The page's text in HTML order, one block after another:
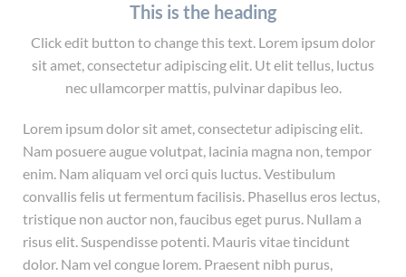
This is the heading
Click edit button to change this text. Lorem ipsum dolor
sit amet, consectetur adipiscing elit. Ut elit tellus, luctus
nec ullamcorper mattis, pulvinar dapibus leo.
Lorem ipsum dolor sit amet, consectetur adipiscing elit.
Nam posuere augue volutpat, lacinia magna non, tempor
enim. Nam aliquam vel orci quis luctus. Vestibulum
convallis felis ut fermentum facilisis. Phasellus eros lectus,
tristique non auctor non, faucibus eget purus. Nullam a
risus elit. Suspendisse potenti. Mauris vitae tincidunt
dolor. Nam vel congue lorem. Praesent nibh purus,